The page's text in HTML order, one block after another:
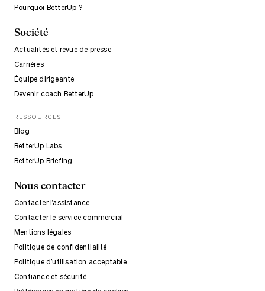
Pourquoi BetterUp ?
Société
Actualités et revue de presse
Carrières
Équipe dirigeante
Devenir coach BetterUp
RESSOURCES
Blog
BetterUp Labs
BetterUp Briefing
Nous contacter
Contacter l’assistance
Contacter le service commercial
Mentions légales
Politique de confidentialité
Politique d’utilisation acceptable
Confiance et sécurité